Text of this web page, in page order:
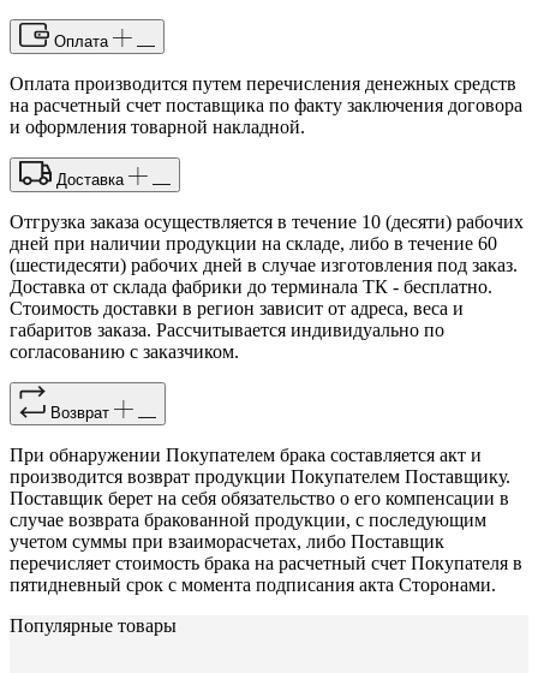
Оплата
Оплата производится путем перечисления денежных средств
на расчетный счет поставщика по факту заключения договора
и оформления товарной накладной.
Доставка
Отгрузка заказа осуществляется в течение 10 (десяти) рабочих
дней при наличии продукции на складе, либо в течение 60
(шестидесяти) рабочих дней в случае изготовления под заказ.
Доставка от склада фабрики до терминала ТК - бесплатно.
Стоимость доставки в регион зависит от адреса, веса и
габаритов заказа. Рассчитывается индивидуально по
согласованию с заказчиком.
Возврат
При обнаружении Покупателем брака составляется акт и
производится возврат продукции Покупателем Поставщику.
Поставщик берет на себя обязательство о его компенсации в
случае возврата бракованной продукции, с последующим
учетом суммы при взаиморасчетах, либо Поставщик
перечисляет стоимость брака на расчетный счет Покупателя в
пятидневный срок с момента подписания акта Сторонами.
Популярные товары